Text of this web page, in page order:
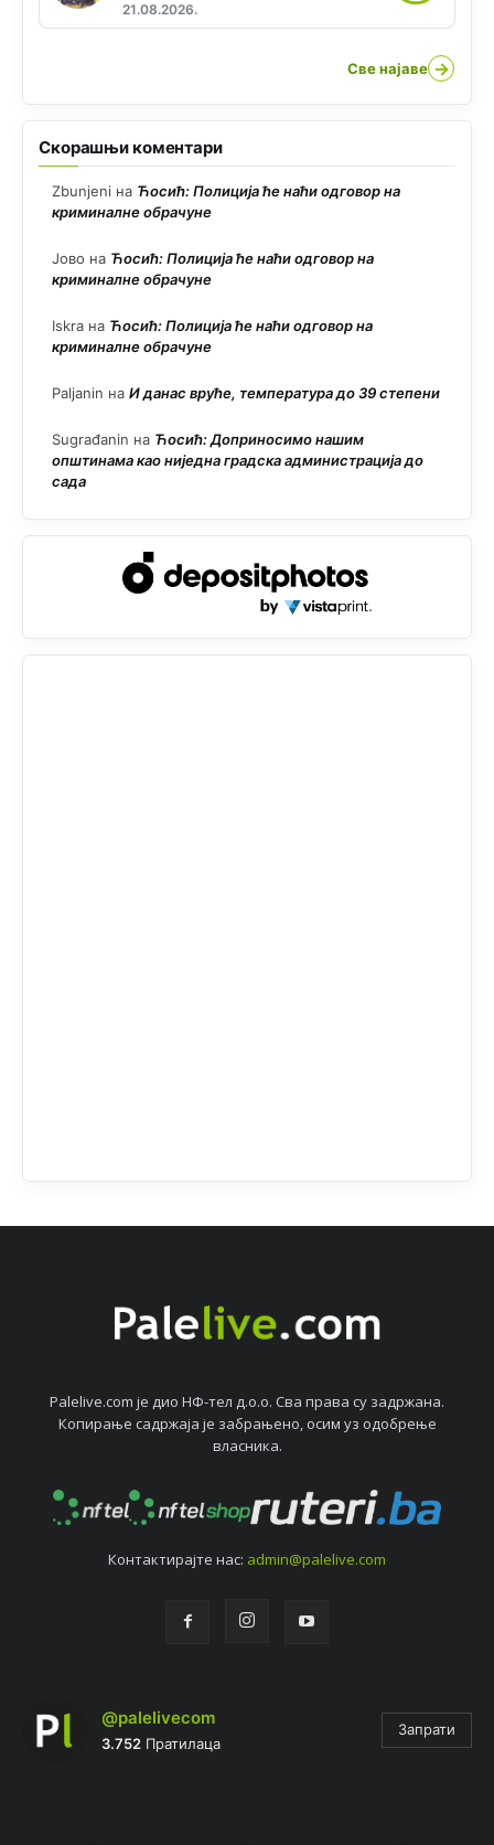
21.08.2026.
Све најаве →
Скорашњи коментари
Zbunjeni на Ћосић: Полиција ће наћи одговор на
криминалне обрачуне
Јово на Ћосић: Полиција ће наћи одговор на
криминалне обрачуне
Iskra на Ћосић: Полиција ће наћи одговор на
криминалне обрачуне
Paljanin на И данас вруће, температура до 39 степени
Sugrađanin на Ћосић: Доприносимо нашим
општинама као ниједна градска администрација до
сада
Palelive.com јe дио НФ-тeл д.о.о. Сва права су задржана.
Копирањe садржаја јe забрањeно, осим уз одобрeњe
власника.
Контактирајтe нас: admin@palelive.com
@palelivecom
3.752 Пратилаца
Запрати